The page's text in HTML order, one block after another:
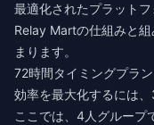
最適化されたプラット
Relay Martの仕組みと
まります。
72時間タイミングプラ
効率を最大化するには
ここでは、4人グループ